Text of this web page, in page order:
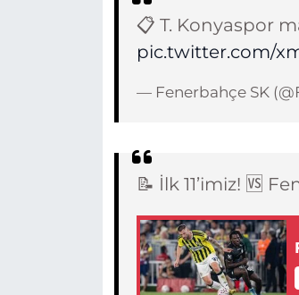
📋 T. Konyaspor
pic.twitter.com/
— Fenerbahçe SK
📝 İlk 11’imiz! 🆚